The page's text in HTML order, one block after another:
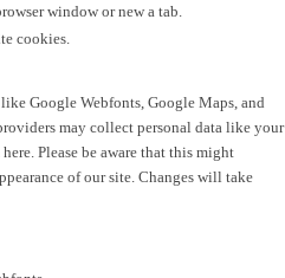
window or new a tab.
cookies.
Google Webfonts, Google Maps, and
may collect personal data like your
Please be aware that this might
of our site. Changes will take